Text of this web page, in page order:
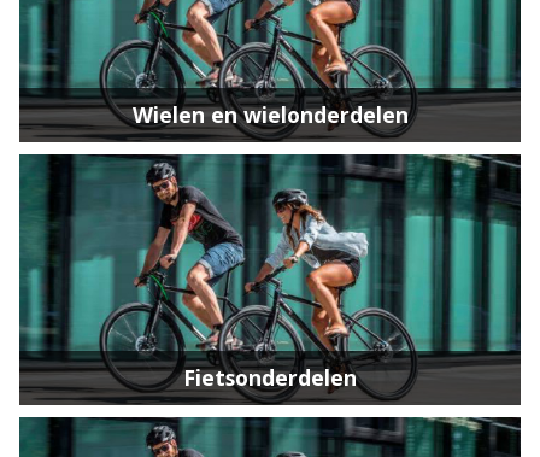
Wielen en wielonderdelen
Fietsonderdelen